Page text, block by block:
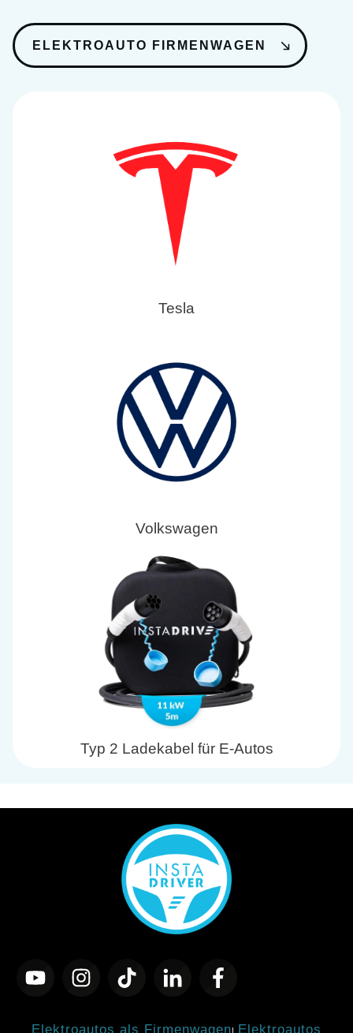
ELEKTROAUTO FIRMENWAGEN
Tesla
Volkswagen
Typ 2 Ladekabel für E-Autos
Elektroautos als Firmenwagen| Elektroautos